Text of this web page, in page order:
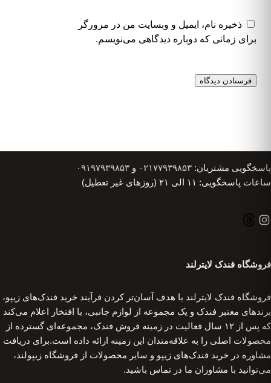
ذخیره نام، ایمیل و وبسایت من در مرورگر
برای زمانی که دوباره دیدگاهی می‌نویسم.
پاسخگویی مشتریان: ۰۲۱۷۷۹۳۹۸۵۳ و ۰۹۱۹۷۹۳۹۸۵۳
ساعات پاسخگویی: ۱۱ الی ۲۱ (روزهای غیر تعطیل)
فروشگاه فندک لایترلند
فروشگاه فندک لایترلند با هدف آسان‌تر کردن فرآیند خرید فندک‌های زیپو،
برندهای معتبر فندک و یک مجموعه از لوازم جانبی، با افتخار اعلام می‌کند
که پس از ۱۲ سال فعالیت در زمینه فروش فندک، مجموعه‌ای گسترده از
محصولات اصلی را به علاقه‌مندان این زمینه ارائه داده است.برای دریافت
مشاوره در خرید فندک‌های زیپو و سایر محصولات از فروشگاه زیپولند،
می‌توانید با مشاوران ما در تماس باشید.